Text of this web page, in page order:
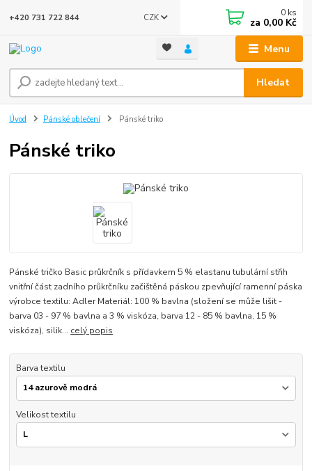
Menu
CZK
Hledat
+420 731 722 844 0 ks
za 0,00 Kč
Úvod Pánské oblečení Pánské triko
Pánské triko
Pánské tričko Basic průkrčník s přídavkem 5 % elastanu tubulární střih
vnitřní část zadního průkrčníku začištěná páskou zpevňující ramenní páska
výrobce textilu: Adler Materiál: 100 % bavlna (složení se může lišit -
barva 03 - 97 % bavlna a 3 % viskóza, barva 12 - 85 % bavlna, 15 %
viskóza), silik... celý popis
Barva textilu
Velikost textilu